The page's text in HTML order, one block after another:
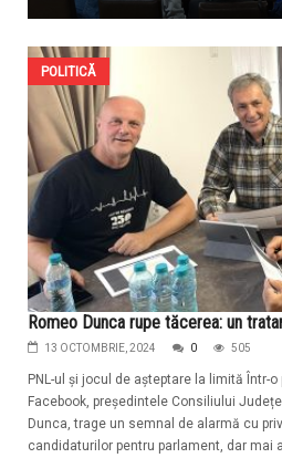
POLITICĂ
Romeo Dunca rupe tăcerea: un
13 OCTOMBRIE, 2024 0 505
PNL-ul și jocul de așteptare la limită Într-
Facebook, președintele Consiliului
Dunca, trage un semnal de alarmă cu
candidaturilor pentru parlament, dar mai